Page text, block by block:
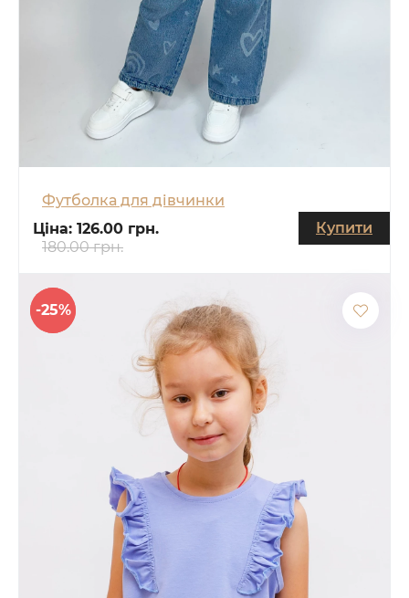
Футболка для дівчинки
Ціна: 126.00 грн.
180.00 грн.
Купити
-25%